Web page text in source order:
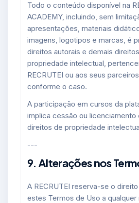
Todo o conteúdo disponível na
ACADEMY, incluindo, sem
apresentações, materiais
imagens, logotipos e marcas, é
direitos autorais e demais
propriedade intelectual,
RECRUTEI ou aos seus
conforme o caso.
A participação em cursos da
implica cessão ou licenciamento
direitos de propriedade
---
9. Alterações nos
A RECRUTEI reserva-se o
estes Termos de Uso a qualquer